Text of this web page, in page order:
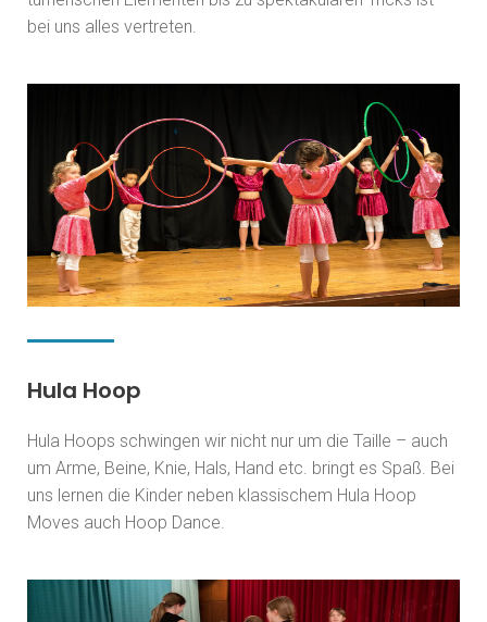
bei uns alles vertreten.
Hula Hoop
Hula Hoops schwingen wir nicht nur um die Taille – auch
um Arme, Beine, Knie, Hals, Hand etc. bringt es Spaß. Bei
uns lernen die Kinder neben klassischem Hula Hoop
Moves auch Hoop Dance.